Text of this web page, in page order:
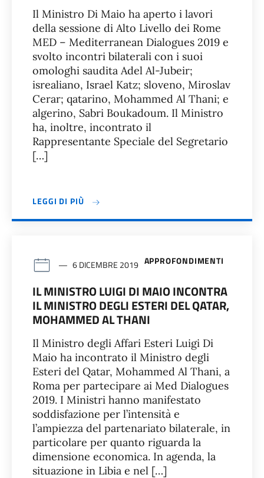
Il Ministro Di Maio ha aperto i lavori
della sessione di Alto Livello dei Rome
MED – Mediterranean Dialogues 2019 e
svolto incontri bilaterali con i suoi
omologhi saudita Adel Al-Jubeir;
isrealiano, Israel Katz; sloveno, Miroslav
Cerar; qatarino, Mohammed Al Thani; e
algerino, Sabri Boukadoum. Il Ministro
ha, inoltre, incontrato il
Rappresentante Speciale del Segretario
[…]
LEGGI DI PIÙ
APPROFONDIMENTI
6 DICEMBRE 2019
IL MINISTRO LUIGI DI MAIO INCONTRA
IL MINISTRO DEGLI ESTERI DEL QATAR,
MOHAMMED AL THANI
Il Ministro degli Affari Esteri Luigi Di
Maio ha incontrato il Ministro degli
Esteri del Qatar, Mohammed Al Thani, a
Roma per partecipare ai Med Dialogues
2019. I Ministri hanno manifestato
soddisfazione per l’intensità e
l’ampiezza del partenariato bilaterale, in
particolare per quanto riguarda la
dimensione economica. In agenda, la
situazione in Libia e nel […]